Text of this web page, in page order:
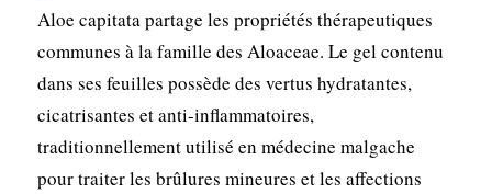
Aloe capitata partage les propriétés thérapeutiques
communes à la famille des Aloaceae. Le gel contenu
dans ses feuilles possède des vertus hydratantes,
cicatrisantes et anti-inflammatoires,
traditionnellement utilisé en médecine malgache
pour traiter les brûlures mineures et les affections